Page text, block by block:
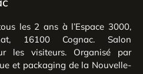
les 2 ans à l’Espace 3000,
16100 Cognac. Salon
les visiteurs. Organisé par
et packaging de la Nouvelle-